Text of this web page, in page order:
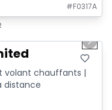
#F0317A
Next
volant chauffants |
distance